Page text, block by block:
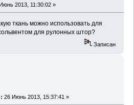
2013, 11:30:02 »
ткань можно использовать для
для рулонных штор?
Записан
26 Июнь 2013, 15:37:41 »